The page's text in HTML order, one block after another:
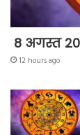
8 अगस्त
12 hours ago